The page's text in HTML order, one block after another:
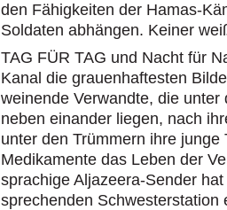
den Fähigkeiten der Hamas-
Soldaten abhängen. Keiner
TAG FÜR TAG und Nacht für
Kanal die grauenhaftesten
weinende Verwandte, die
neben einander liegen, nach
unter den Trümmern ihre
Medikamente das Leben der
sprachige Aljazeera-Sender
sprechenden Schwesterstation